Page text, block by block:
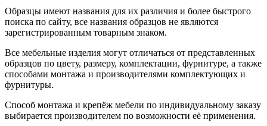
Образцы имеют названия для их различия и более быстрого
поиска по сайту, все названия образцов не являются
зарегистрированным товарным знаком.
Все мебельные изделия могут отличаться от представленных
образцов по цвету, размеру, комплектации, фурнитуре, а также
способами монтажа и производителями комплектующих и
фурнитуры.
Способ монтажа и крепёж мебели по индивидуальному заказу
выбирается производителем по возможности её применения.